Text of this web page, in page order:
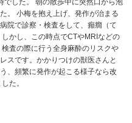
した。 朝の散歩中に突然口から泡
。 小梅を抱え上げ、発作が治まる
院で診察・検査をして、癲癇（て
かし、この時点でCTやMRIなどの
査の際に行う全身麻酔のリスクや
スです。かかりつけの獣医さんと
、頻繁に発作が起こる様子なら改
た。